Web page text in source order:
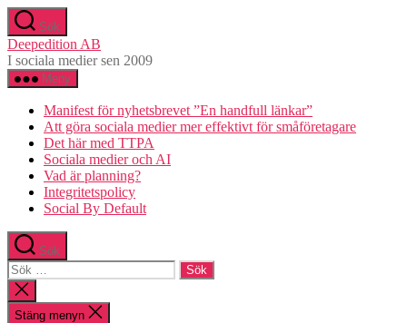
Hoppa
till
innehåll
Sök
Deepedition AB
I sociala medier sen 2009
Meny
Manifest för nyhetsbrevet ”En handfull länkar”
Att göra sociala medier mer effektivt för småföretagare
Det här med TTPA
Sociala medier och AI
Vad är planning?
Integritetspolicy
Social By Default
Sök
Sök
efter:
Stäng
sökningen
Stäng menyn